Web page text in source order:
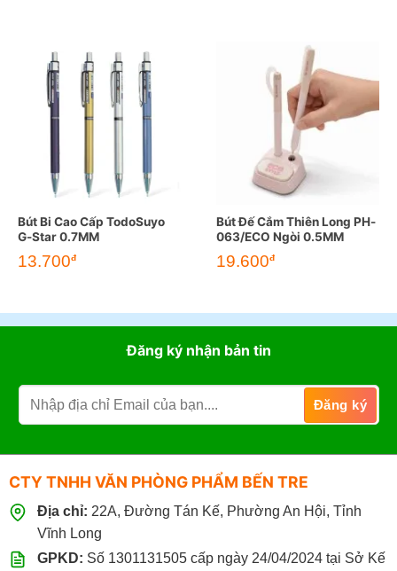
Bút Bi Cao Cấp TodoSuyo
G-Star 0.7MM
13.700đ
Bút Đế Cắm Thiên Long PH-
063/ECO Ngòi 0.5MM
19.600đ
Đăng ký nhận bản tin
CTY TNHH VĂN PHÒNG PHẨM BẾN TRE
Địa chỉ: 22A, Đường Tán Kế, Phường An Hội, Tỉnh
Vĩnh Long
GPKD: Số 1301131505 cấp ngày 24/04/2024 tại Sở Kế